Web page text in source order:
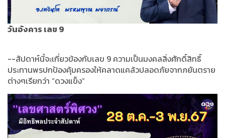
วันอังคาร เลข 9
--สัปดาห์นี้จะเกี่ยวข้องกับเลข 9 ความเป็นมงคลสิ่งศักดิ์สิทธิ์
ประทานพรปกป้องคุ้มครองให้คลาดแคล้วปลอดภัยจากภยันตราย
ต่างๆเรียกว่า “ดวงแข็ง”